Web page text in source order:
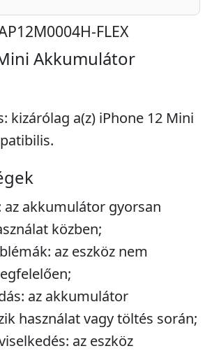
FLEX
Akkumulátor
kizárólag a(z) iPhone 12 Mini
az akkumulátor gyorsan
közben;
az eszköz nem
az akkumulátor
használat vagy töltés során;
az eszköz